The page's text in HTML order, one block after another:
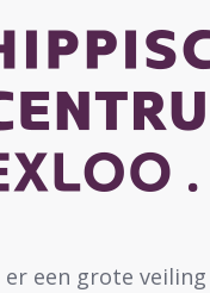
een grote